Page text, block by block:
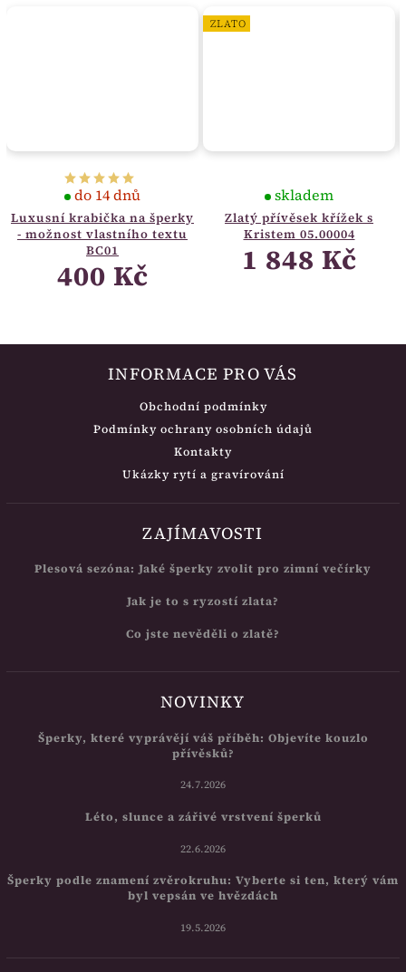
Luxusní krabička na šperky
- možnost vlastního textu
BC01
do 14 dnů
400 Kč
ZLATO
Zlatý přívěsek křížek s
Kristem 05.00004
skladem
1 848 Kč
INFORMACE PRO VÁS
Obchodní podmínky
Podmínky ochrany osobních údajů
Kontakty
Ukázky rytí a gravírování
ZAJÍMAVOSTI
Plesová sezóna: Jaké šperky zvolit pro zimní večírky
Jak je to s ryzostí zlata?
Co jste nevěděli o zlatě?
NOVINKY
Šperky, které vyprávějí váš příběh: Objevíte kouzlo
přívěsků?
24.7.2026
Léto, slunce a zářivé vrstvení šperků
22.6.2026
Šperky podle znamení zvěrokruhu: Vyberte si ten, který vám
byl vepsán ve hvězdách
19.5.2026